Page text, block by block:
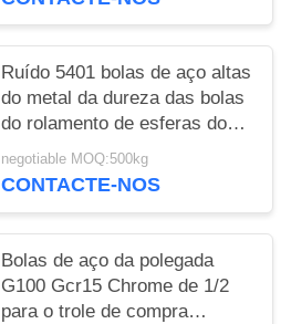
Ruído 5401 bolas de aço altas
do metal da dureza das bolas
do rolamento de esferas do
aço de Chrome 15mm 20mm
G16
negotiable MOQ:500kg
CONTACTE-NOS
Bolas de aço da polegada
G100 Gcr15 Chrome de 1/2
para o trole de compra